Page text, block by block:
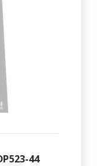
44